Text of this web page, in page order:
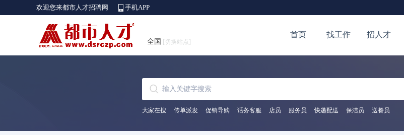
欢迎您来都市人才招聘网 手机APP
全国 [切换站点]
首页 找工作 招人才
大家在搜 传单派发 促销导购 话务客服 店员 服务员 快递配送 保洁员 送餐员